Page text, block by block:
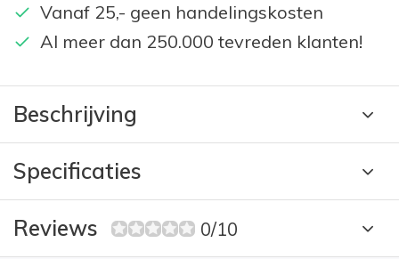
Vanaf 25,- geen handelingskosten
Al meer dan 250.000 tevreden klanten!
Beschrijving
Specificaties
Reviews 0/10